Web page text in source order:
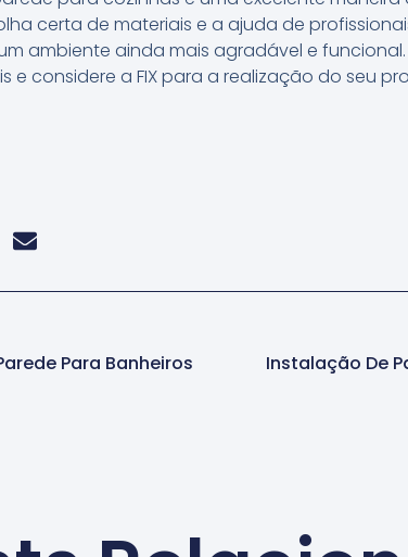
certa de materiais e a ajuda de
ambiente ainda mais agradável e funcional.
e considere a FIX para a realização do seu
Para Banheiros
Instalação De